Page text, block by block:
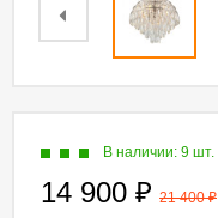
В наличии: 9 шт.
14 900 ₽ 21 400₽